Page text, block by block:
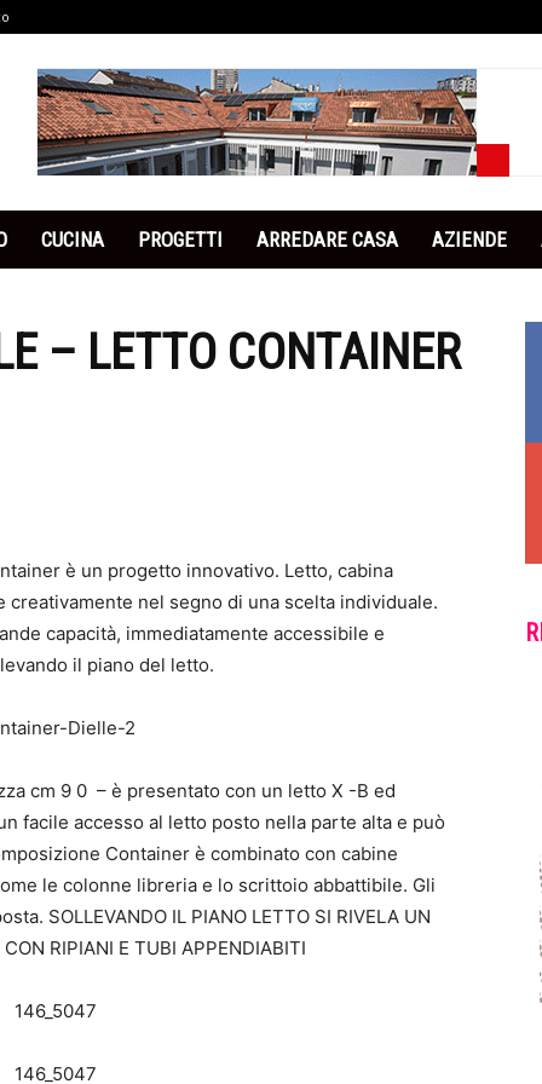
CUCINA PROGETTI ARREDARE CASA AZIENDE
– LETTO CONTAINER
è un progetto innovativo. Letto, cabina
nel segno di una scelta individuale.
capacità, immediatamente accessibile e
il piano del letto.
cm 9 0 – è presentato con un letto X -B ed
facile accesso al letto posto nella parte alta e può
Container è combinato con cabine
le colonne libreria e lo scrittoio abbattibile. Gli
SOLLEVANDO IL PIANO LETTO SI RIVELA UN
RIPIANI E TUBI APPENDIABITI